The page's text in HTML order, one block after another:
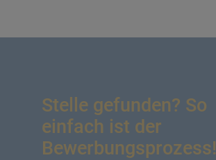
Stelle gefunden? So
einfach ist der
Bewerbungsprozess!